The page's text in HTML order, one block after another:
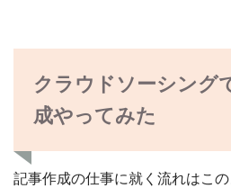
クラウドソーシング
成やってみた
記事作成の仕事に就く流れはこの